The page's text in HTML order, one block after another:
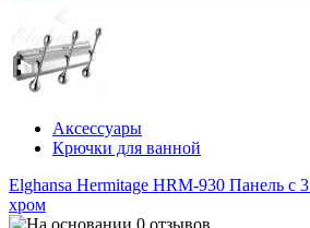
Аксессуары
Крючки для ванной
Elghansa Hermitage HRM-930 Панель с
хром